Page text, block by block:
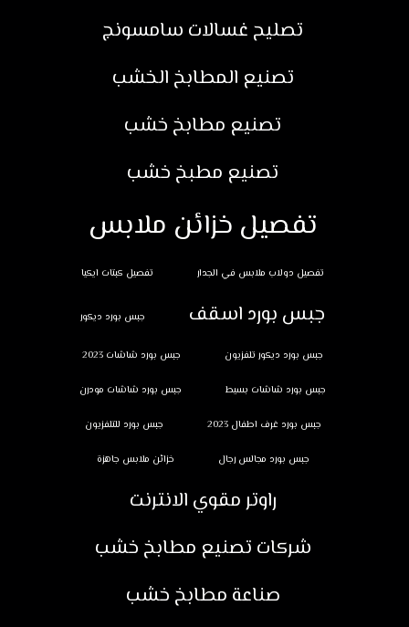
تصليح غسالات سامسونج
تصنيع المطابخ الخشب
تصنيع مطابخ خشب
تصنيع مطبخ خشب
تفصيل خزائن ملابس
تفصيل دولاب ملابس في الجدار تفصيل كبتات ايكيا
جبس بورد اسقف جبس بورد ديكور
جبس بورد ديكور تلفزيون جبس بورد شاشات 2023
جبس بورد شاشات بسيط جبس بورد شاشات مودرن
جبس بورد غرف اطفال 2023 جبس بورد للتلفزيون
جبس بورد مجالس رجال خزائن ملابس جاهزة
راوتر مقوي الانترنت
شركات تصنيع مطابخ خشب
صناعة مطابخ خشب